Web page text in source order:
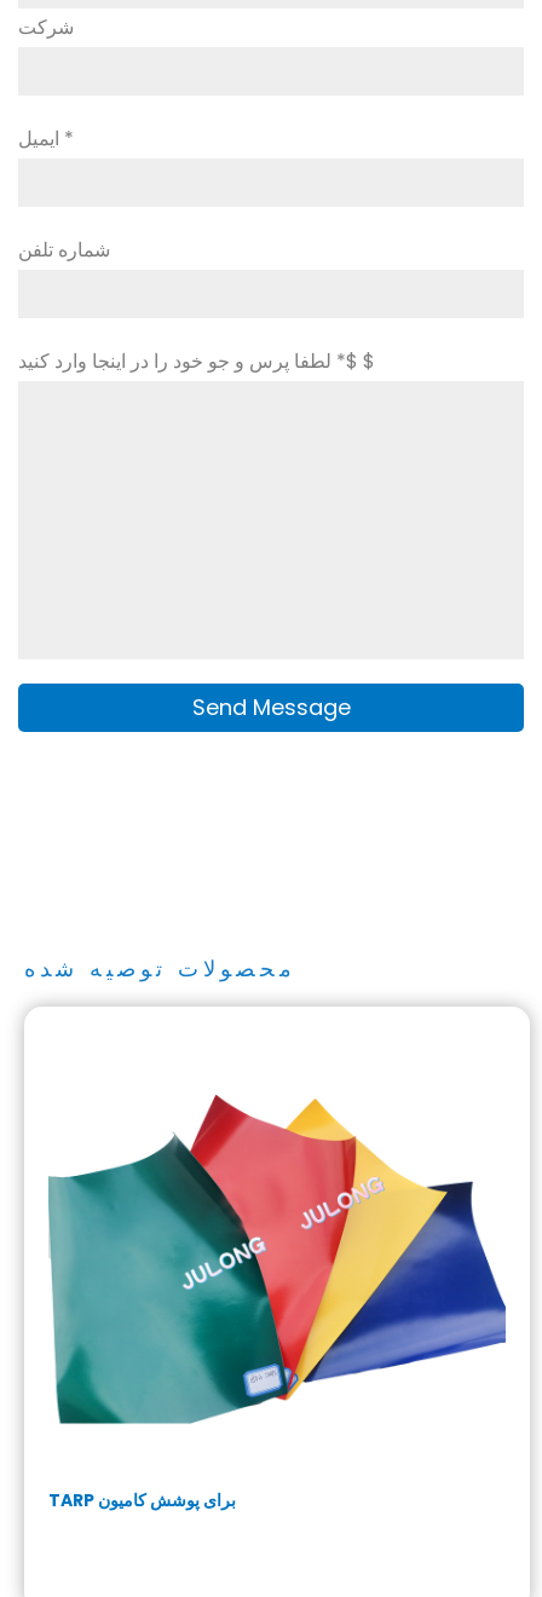
شرکت
ایمیل *
شماره تلفن
لطفا پرس و جو خود را در اینجا وارد کنید *$ $
محصولات توصیه شده
TARP برای پوشش کامیون